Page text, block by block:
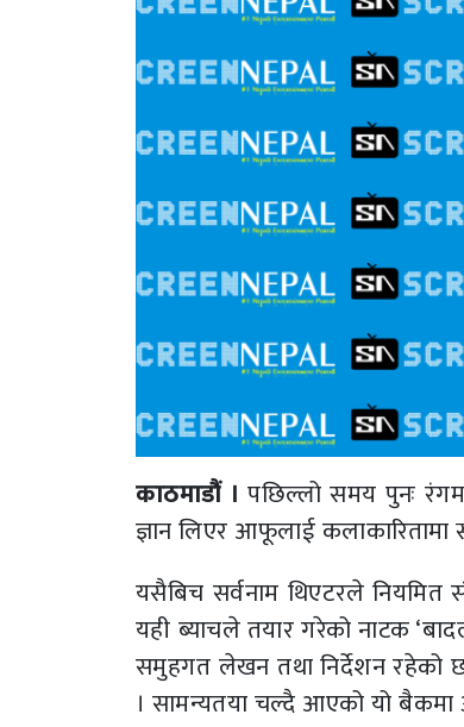
काठमाडौं । पछिल्लो समय पुनः
ज्ञान लिएर आफूलाई
यसैबिच सर्वनाम थिएटरले नियमित
यही ब्याचले तयार गरेको नाटक
समुहगत लेखन तथा निर्देशन रहेको
। सामन्यतया चल्दै आएको यो